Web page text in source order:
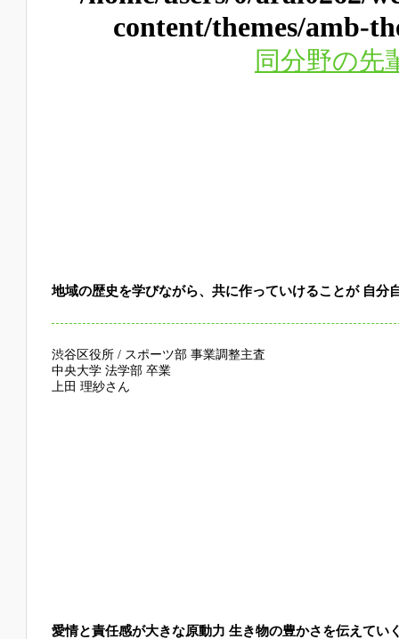
content/themes/amb-
同分野の先
地域の歴史を学びながら、共に作っていけることが 自分
渋谷区役所 / スポーツ部 事業調整主査
中央大学 法学部 卒業
上田 理紗さん
愛情と責任感が大きな原動力 生き物の豊かさを伝えてい